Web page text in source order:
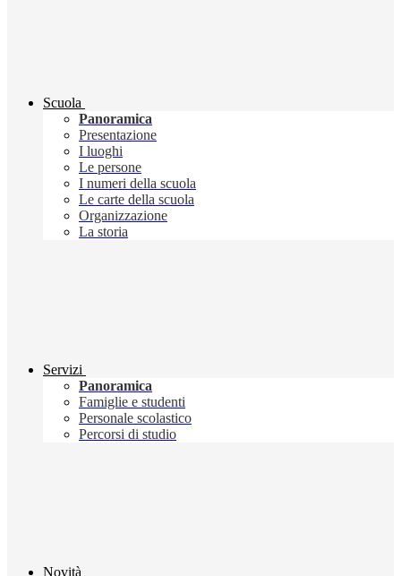
Scuola
Panoramica
Presentazione
I luoghi
Le persone
I numeri della scuola
Le carte della scuola
Organizzazione
La storia
Servizi
Panoramica
Famiglie e studenti
Personale scolastico
Percorsi di studio
Novità